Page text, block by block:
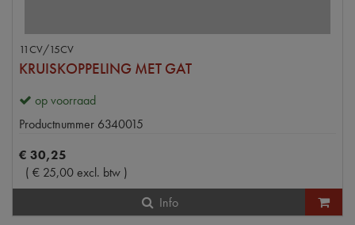
11CV/15CV
KRUISKOPPELING MET GAT
op voorraad
Productnummer 6340015
€ 30,25
( € 25,00excl. btw )
Info